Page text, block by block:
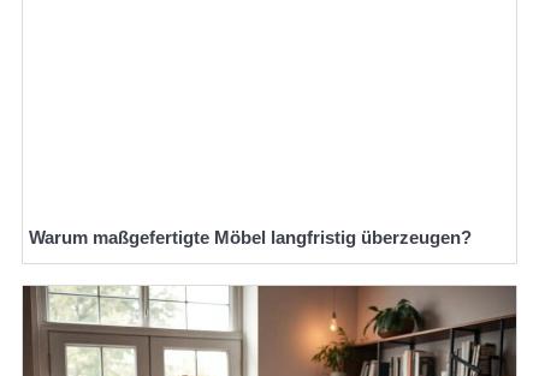
Warum maßgefertigte Möbel langfristig überzeugen?